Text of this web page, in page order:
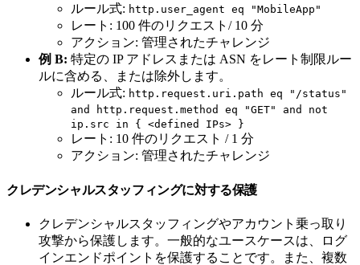
ルール式: http.user_agent eq "MobileApp"
レート: 100 件のリクエスト/ 10 分
アクション: 管理されたチャレンジ
例 B: 特定の IP アドレスまたは ASN をレート制限ルー
ルに含める、または除外します。
ルール式: http.request.uri.path eq "/status"
and http.request.method eq "GET" and not
ip.src in { <defined IPs> }
レート: 10 件のリクエスト / 1 分
アクション: 管理されたチャレンジ
クレデンシャルスタッフィングに対する保護
クレデンシャルスタッフィングやアカウント乗っ取り
攻撃から保護します。一般的なユースケースは、ログ
インエンドポイントを保護することです。また、複数